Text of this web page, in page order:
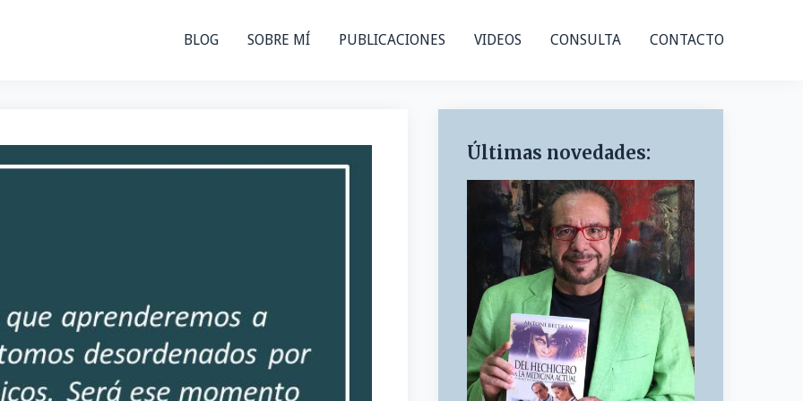
BLOG SOBRE MÍ PUBLICACIONES VIDEOS CONSULTA CONTACTO
Últimas novedades: